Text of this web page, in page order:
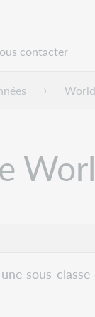
contacter
globale
sous-